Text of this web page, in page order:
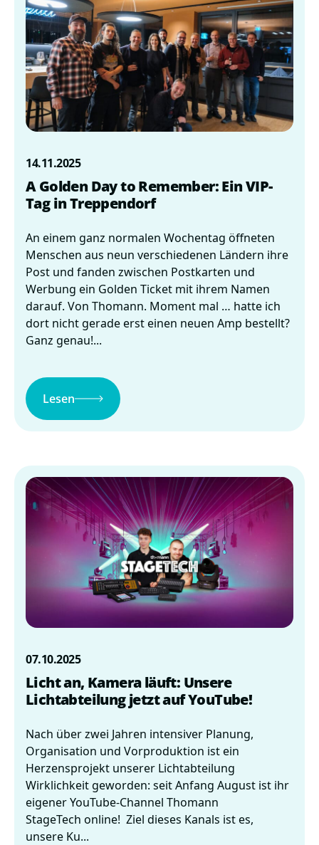
14.11.2025
A Golden Day to Remember: Ein VIP-
Tag in Treppendorf
An einem ganz normalen Wochentag öffneten
Menschen aus neun verschiedenen Ländern ihre
Post und fanden zwischen Postkarten und
Werbung ein Golden Ticket mit ihrem Namen
darauf. Von Thomann. Moment mal … hatte ich
dort nicht gerade erst einen neuen Amp bestellt?
Ganz genau!...
Lesen
07.10.2025
Licht an, Kamera läuft: Unsere
Lichtabteilung jetzt auf YouTube!
Nach über zwei Jahren intensiver Planung,
Organisation und Vorproduktion ist ein
Herzensprojekt unserer Lichtabteilung
Wirklichkeit geworden: seit Anfang August ist ihr
eigener YouTube-Channel Thomann
StageTech online! Ziel dieses Kanals ist es,
unsere Ku...